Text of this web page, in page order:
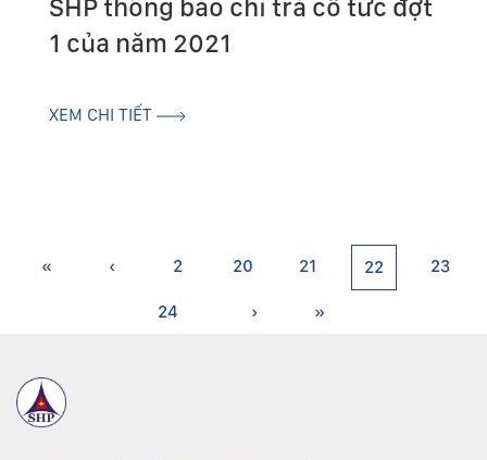
SHP thông báo chi trả cổ tức đợt
1 của năm 2021
XEM CHI TIẾT
« ‹ 2 20 21 22 23
24 › »